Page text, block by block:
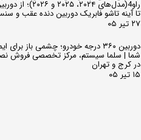
تا آینه تاشو فابریک دوربین دنده عقب و
۲۷ تیر ۰۵
دوربین ۳۶۰ درجه خودرو؛ چشمی باز
شما | سلما سیستم، مرکز تخصصی فروش
در کرج و تهران
۱۵ تیر ۰۵